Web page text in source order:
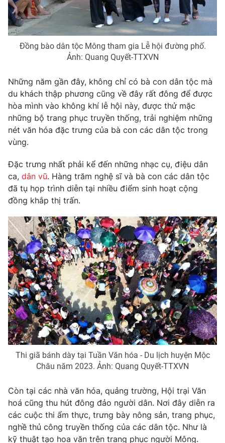
Photo Infographic
Video Shorts video
VTV Sức khoẻ Bất động sản
Thị trường 24h Tấm lòng Việt
VTV9 VTV8
THỜI BÁO VTV
Theo dõi báo trên
Cơ quan chủ quản:Đài Truyền hình Việt Nam
Cơ quan báo chí:Thời báo VTV
Giấy phép hoạt động báo in và báo điện tử số 483/GP-BTTTT
Tổng Biên tập:Vũ Thanh Thủy
Phó Tổng Biên tập:
Nguyễn Thị Mỹ Hạnh, Phạm Quốc Thắng,
Nguyễn Trọng Ninh
Tổng đài VTV: 024.38 355 931 - 024.38 355 932
Đồng bào dân tộc Mông tham gia Lễ hội đường phố.
Ảnh: Quang Quyết-TTXVN
Những năm gần đây, không chỉ có bà con dân tộc mà
du khách thập phương cũng về đây rất đông để được
hòa mình vào không khí lễ hội này, được thử mặc
những bộ trang phục truyền thống, trải nghiệm những
nét văn hóa đặc trưng của bà con các dân tộc trong
vùng.
Đặc trưng nhất phải kể đến những nhạc cụ, điệu dân
ca, dân vũ. Hàng trăm nghệ sĩ và bà con các dân tộc
đã tụ họp trình diễn tại nhiều điểm sinh hoạt cộng
đồng khắp thị trấn.
Thi giã bánh dày tại Tuần Văn hóa - Du lịch huyện Mộc
Châu năm 2023. Ảnh: Quang Quyết-TTXVN
Còn tại các nhà văn hóa, quảng trường, Hội trại Văn
hoá cũng thu hút đông đảo người dân. Nơi đây diễn ra
các cuộc thi ẩm thực, trưng bày nông sản, trang phục,
nghề thủ công truyền thống của các dân tộc. Như là
kỹ thuật tạo hoa văn trên trang phục người Mông.